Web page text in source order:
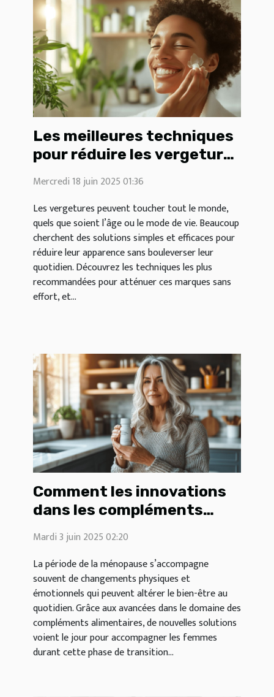
Les meilleures techniques
pour réduire les vergetures
Mercredi 18 juin 2025 01:36
Les vergetures peuvent toucher tout le monde,
quels que soient l’âge ou le mode de vie. Beaucoup
cherchent des solutions simples et efficaces pour
réduire leur apparence sans bouleverser leur
quotidien. Découvrez les techniques les plus
recommandées pour atténuer ces marques sans
effort, et...
Comment les innovations
dans les compléments
alimentaires peuvent
améliorer la qualité de vie
durant la ménopause
Mardi 3 juin 2025 02:20
La période de la ménopause s’accompagne
souvent de changements physiques et
émotionnels qui peuvent altérer le bien-être au
quotidien. Grâce aux avancées dans le domaine des
compléments alimentaires, de nouvelles solutions
voient le jour pour accompagner les femmes
durant cette phase de transition...